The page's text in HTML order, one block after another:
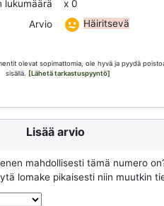
lukumäärä
x 0
Arvio
Häiritsevä
olevat sopimattomia, ole hyvä ja pyydä
sisällä. [Lähetä tarkastuspyyntö]
Lisää arvio
mahdollisesti tämä numero
lomake pikaisesti niin muutkin